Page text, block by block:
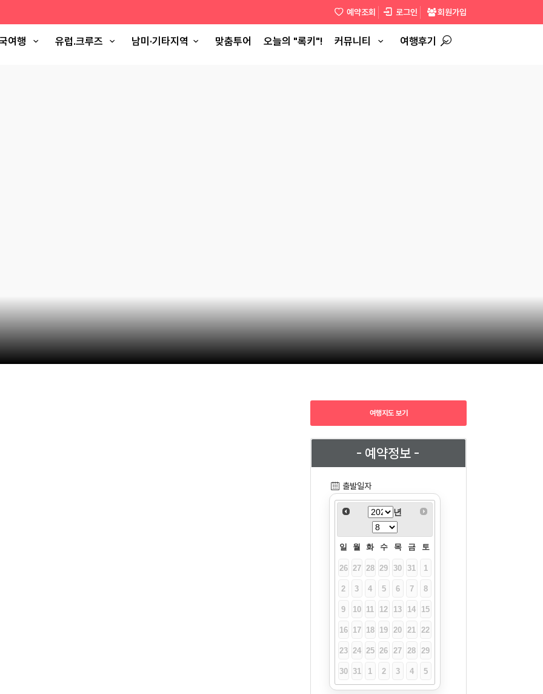
예약조회 로그인 회원가입
여행 유럽.크루즈 남미·기타지역 맞춤투어 오늘의 "록키"! 커뮤니티 여행후기
여행지도 보기
- 예약정보 -
출발일자
년
일 월 화 수 목 금 토
26 27 28 29 30 31 1
2 3 4 5 6 7 8
9 10 11 12 13 14 15
16 17 18 19 20 21 22
23 24 25 26 27 28 29
30 31 1 2 3 4 5